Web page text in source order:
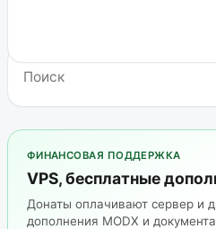
ФИНАНСОВАЯ ПОДДЕРЖКА
VPS, бесплатные
Донаты оплачивают сервер и
дополнения MODX и